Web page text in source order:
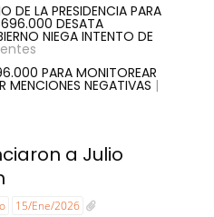
DE LA PRESIDENCIA PARA
696.000 DESATA
NIEGA INTENTO DE
PARA MONITOREAR
MENCIONES NEGATIVAS |
a Julio
15/Ene/2026